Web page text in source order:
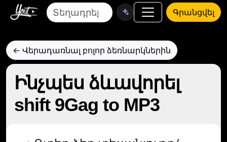
Գրանցվել
← Վերադառնալ բոլոր ձեռնարկներին
Ինչպես ձևավորել
shift 9Gag to MP3